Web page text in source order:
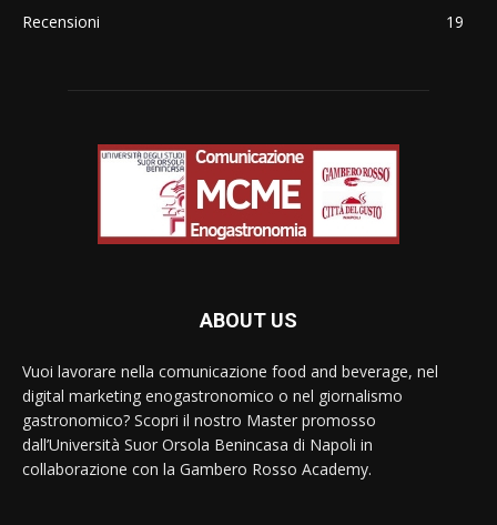
Recensioni
19
ABOUT US
Vuoi lavorare nella comunicazione food and beverage, nel
digital marketing enogastronomico o nel giornalismo
gastronomico? Scopri il nostro Master promosso
dall’Università Suor Orsola Benincasa di Napoli in
collaborazione con la Gambero Rosso Academy.